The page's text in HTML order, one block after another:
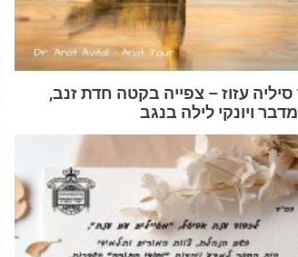
עזוז – צפייה בקטה חדת זנב,
ויונקי לילה בנגב